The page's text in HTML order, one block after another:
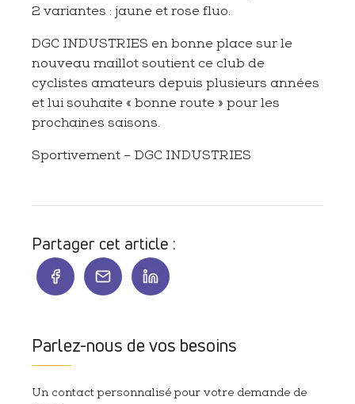
2 variantes : jaune et rose fluo.
DGC INDUSTRIES en bonne place sur le
nouveau maillot soutient ce club de
cyclistes amateurs depuis plusieurs années
et lui souhaite « bonne route » pour les
prochaines saisons.
Sportivement – DGC INDUSTRIES
Partager cet article :
Parlez-nous de vos besoins
Un contact personnalisé pour votre demande de